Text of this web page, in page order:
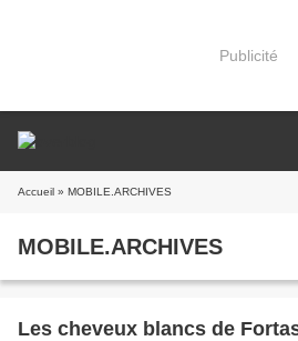
Publicité
Accueil » MOBILE.ARCHIVES
MOBILE.ARCHIVES
Les cheveux blancs de